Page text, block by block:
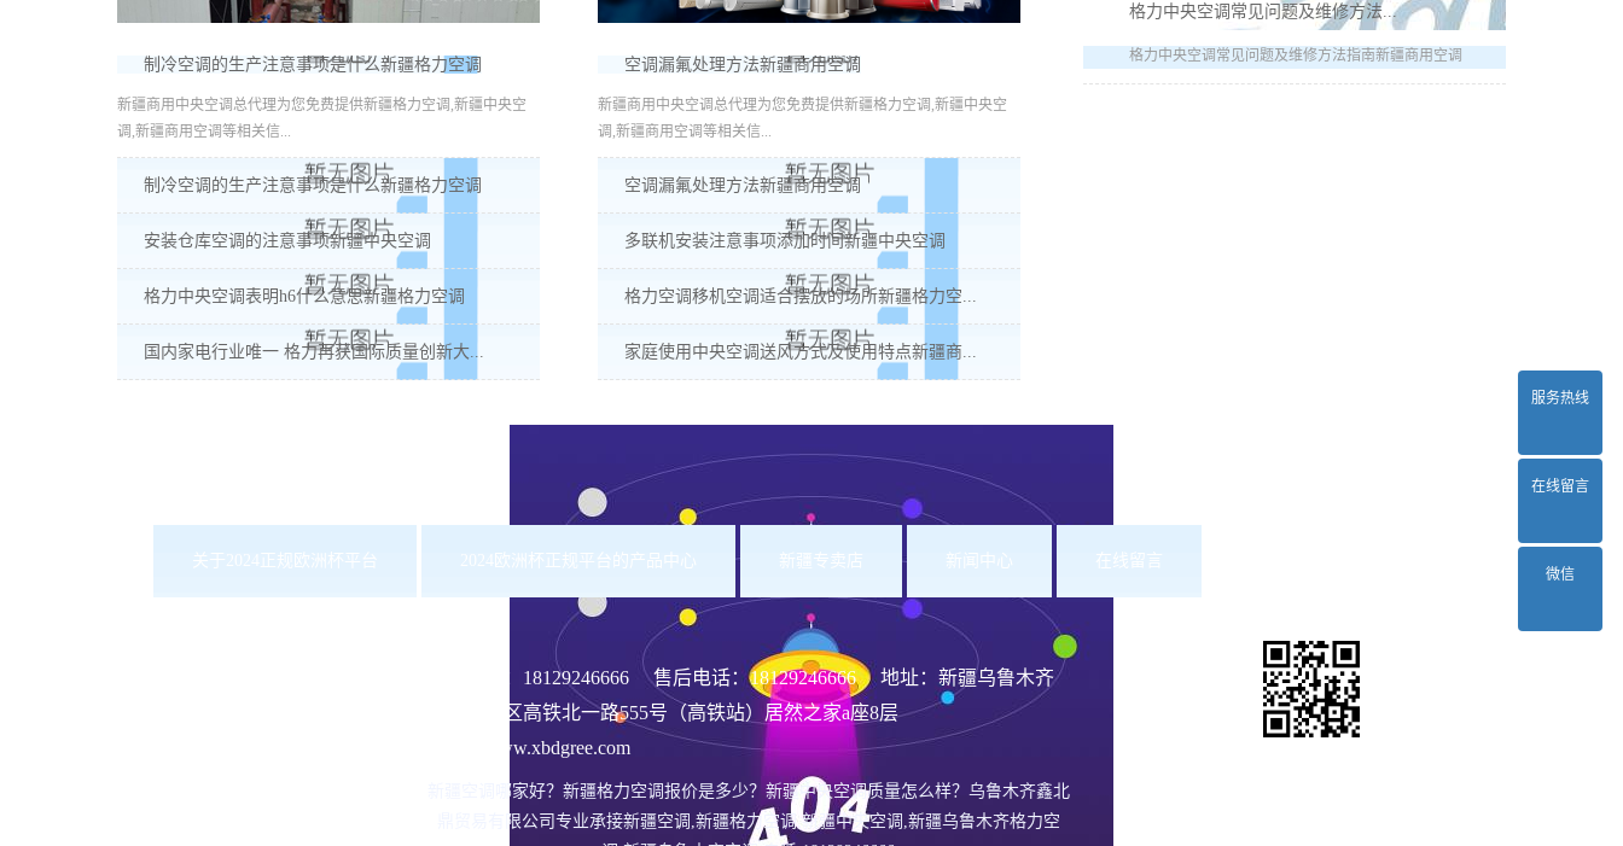
制冷空调的生产注意事项是什么新疆格力空调
新疆商用中央空调总代理为您免费提供新疆格力空调,新疆中央空
调,新疆商用空调等相关信...
制冷空调的生产注意事项是什么新疆格力空调
安装仓库空调的注意事项新疆中央空调
格力中央空调表明h6什么意思新疆格力空调
国内家电行业唯一 格力再获国际质量创新大...
空调漏氟处理方法新疆商用空调
新疆商用中央空调总代理为您免费提供新疆格力空调,新疆中央空
调,新疆商用空调等相关信...
空调漏氟处理方法新疆商用空调
多联机安装注意事项添加时间新疆中央空调
格力空调移机空调适合摆放的场所新疆格力空...
家庭使用中央空调送风方式及使用特点新疆商...
格力中央空调常见问题及维修方法...
格力中央空调常见问题及维修方法指南新疆商用空调
关于2024正规欧洲杯平台 2024欧洲杯正规平台的产品中心 新疆专卖店 新闻中心 在线留言
18129246666 售后电话：18129246666 地址：新疆乌鲁木齐
沙依巴克区高铁北一路555号（高铁站）居然之家a座8层
网址：www.xbdgree.com
新疆空调哪家好？新疆格力空调报价是多少？新疆中央空调质量怎么样？乌鲁木齐鑫北
鼎贸易有限公司专业承接新疆空调,新疆格力空调,新疆中央空调,新疆乌鲁木齐格力空
服务热线
在线留言
微信